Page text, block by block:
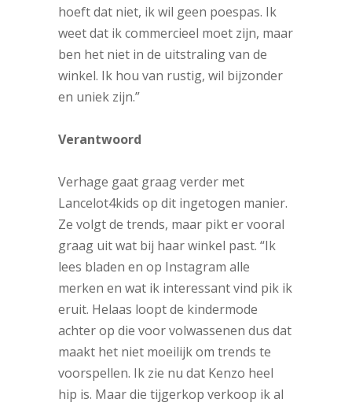
hoeft dat niet, ik wil geen poespas. Ik
weet dat ik commercieel moet zijn, maar
ben het niet in de uitstraling van de
winkel. Ik hou van rustig, wil bijzonder
en uniek zijn.”
Verantwoord
Verhage gaat graag verder met
Lancelot4kids op dit ingetogen manier.
Ze volgt de trends, maar pikt er vooral
graag uit wat bij haar winkel past. “Ik
lees bladen en op Instagram alle
merken en wat ik interessant vind pik ik
eruit. Helaas loopt de kindermode
achter op die voor volwassenen dus dat
maakt het niet moeilijk om trends te
voorspellen. Ik zie nu dat Kenzo heel
hip is. Maar die tijgerkop verkoop ik al